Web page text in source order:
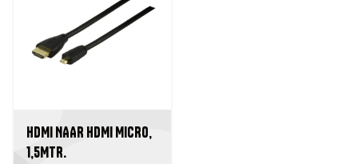
HDMI NAAR HDMI MICRO,
1,5MTR.